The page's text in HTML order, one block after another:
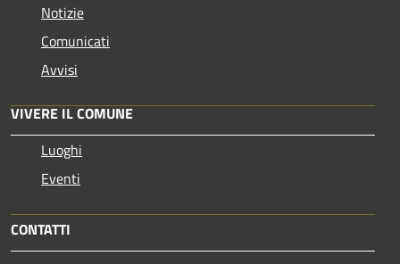
Notizie
Comunicati
Avvisi
VIVERE IL COMUNE
Luoghi
Eventi
CONTATTI